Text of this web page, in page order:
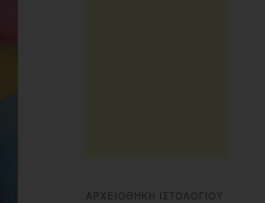
ΑΡΧΕΙΟΘΗΚΗ ΙΣΤΟΛΟΓΙΟΥ